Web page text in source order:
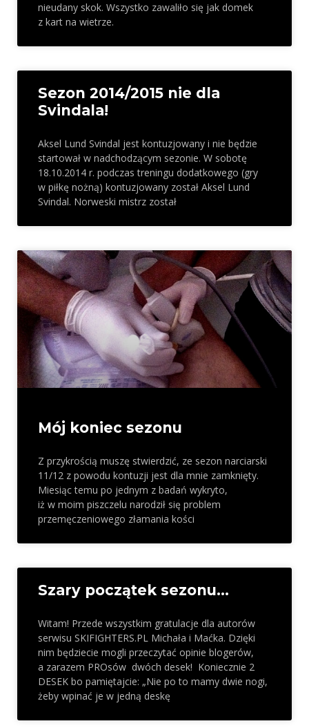
nieudany skok. Wszystko zawaliło się jak domek
z kart na wietrze.
Sezon 2014/2015 nie dla
Svindala!
Aksel Lund Svindal jest kontuzjowany i nie będzie
startował w nadchodzącym sezonie. W sobotę
18.10.2014 r. podczas treningu dodatkowego (gry
w piłkę nożną) kontuzjowany został Aksel Lund
Svindal. Norweski mistrz został
Mój koniec sezonu
Z przykrością muszę stwierdzić, ze sezon narciarski
11/12 z powodu kontuzji jest dla mnie zamknięty.
Miesiąc temu po jednym z badań wykryto,
iż w moim piszczelu narodził się problem
przemęczeniowego złamania kości
Szary początek sezonu…
Witam! Przede wszystkim gratulacje dla autorów
serwisu SKIFIGHTERS.PL Michała i Maćka. Dzięki
nim będziecie mogli przeczytać opinie blogerów,
a zarazem PROsów dwóch desek! Koniecznie 2
DESEK bo pamiętajcie: „Nie po to mamy dwie nogi,
żeby wpinać je w jedną deskę